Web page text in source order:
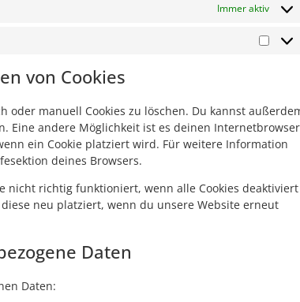
Immer aktiv
von Cookies
manuell Cookies zu löschen. Du kannst
Eine andere Möglichkeit ist es deinen Internetbrowser
ein Cookie platziert wird. Für weitere Information
deines Browsers.
nicht richtig funktioniert, wenn alle Cookies deaktiviert
neu platziert, wenn du unsere Website erneut
Daten
Daten: